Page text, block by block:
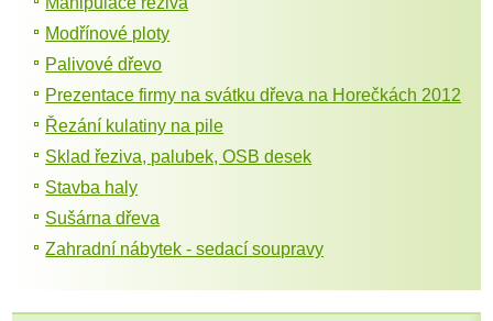
Modřínové ploty
Palivové dřevo
Prezentace firmy na svátku dřeva na Horečkách 2012
Řezání kulatiny na pile
Sklad řeziva, palubek, OSB desek
Stavba haly
Sušárna dřeva
Zahradní nábytek - sedací soupravy